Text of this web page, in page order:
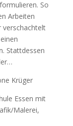
So
Arbeiten
verschachtelt
Stattdessen
Krüger
Essen mit
Malerei,